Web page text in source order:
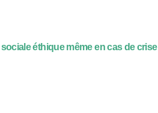
éthique même en cas de crise